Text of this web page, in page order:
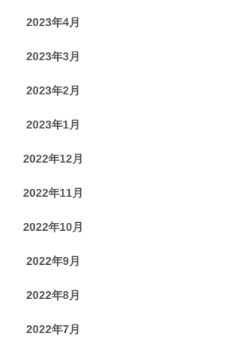
2023年4月
2023年3月
2023年2月
2023年1月
2022年12月
2022年11月
2022年10月
2022年9月
2022年8月
2022年7月